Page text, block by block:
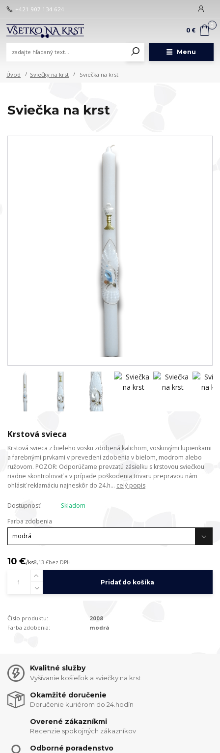
Menu
+421 907 134 624
0
0 €
Úvod Sviečky na krst Sviečka na krst
Sviečka na krst
Krstová svieca
Krstová svieca z bieleho vosku zdobená kalichom, voskovými lupienkami
a farebnými prvkami v prevedení zdobenia v bielom, modrom alebo
ružovom. POZOR: Odporúčame prevzatú zásielku s krstovou sviečkou
riadne skontrolovať a v prípade poškodenia tovaru prepravou nám
ohlásiť reklamáciu najneskôr do 24.h... celý popis
Dostupnosť
Skladom
Farba zdobenia
10 €/ks8,13 €bez DPH
Pridať do košíka
Číslo produktu:
2008
Farba zdobenia:
modrá
Kvalitné služby
Vyšívanie košieľok a sviečky na krst
Okamžité doručenie
Doručenie kuriérom do 24.hodín
Overené zákazníkmi
Recenzie spokojných zákazníkov
Odborné poradenstvo